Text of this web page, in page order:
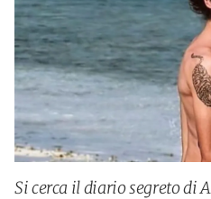
Si cerca il diario segreto di